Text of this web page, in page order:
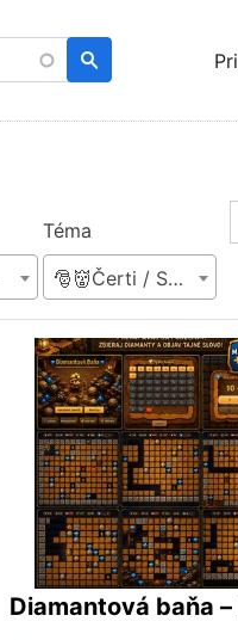
Téma
🎅👹Čerti / Svätý